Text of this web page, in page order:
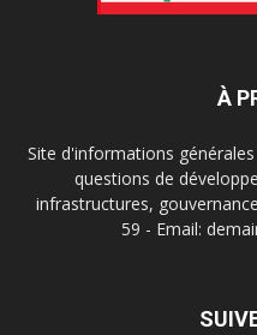
À
Site d'informations
questions de
infrastructures,
59 - Email: